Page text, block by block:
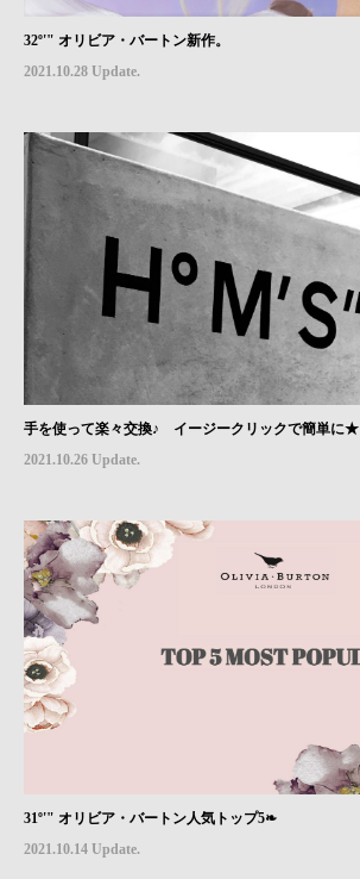
32º'" オリビア・バートン新作。
2021.10.28 Update.
手を使って楽々交換♪ イージークリックで簡単に★
2021.10.26 Update.
31º'" オリビア・バートン人気トップ5❧
2021.10.14 Update.